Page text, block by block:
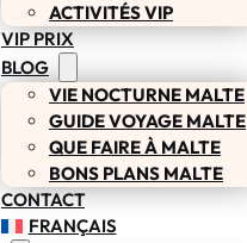
ACTIVITÉS VIP
VIP PRIX
BLOG
VIE NOCTURNE MALTE
GUIDE VOYAGE MALTE
QUE FAIRE À MALTE
BONS PLANS MALTE
CONTACT
FRANÇAIS